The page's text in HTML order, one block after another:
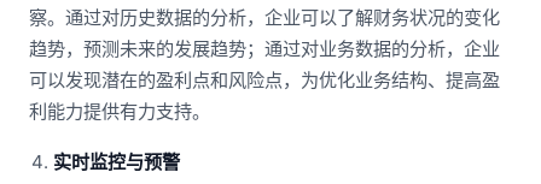
察。通过对历史数据的分析，企业可以了解财务状况的变化
趋势，预测未来的发展趋势；通过对业务数据的分析，企业
可以发现潜在的盈利点和风险点，为优化业务结构、提高盈
利能力提供有力支持。
实时监控与预警